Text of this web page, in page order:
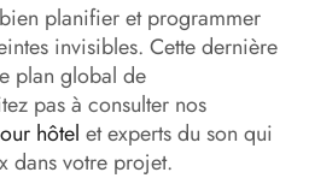
planifier et programmer
invisibles. Cette dernière
plan global de
pas à consulter nos
hôtel et experts du son qui
dans votre projet.